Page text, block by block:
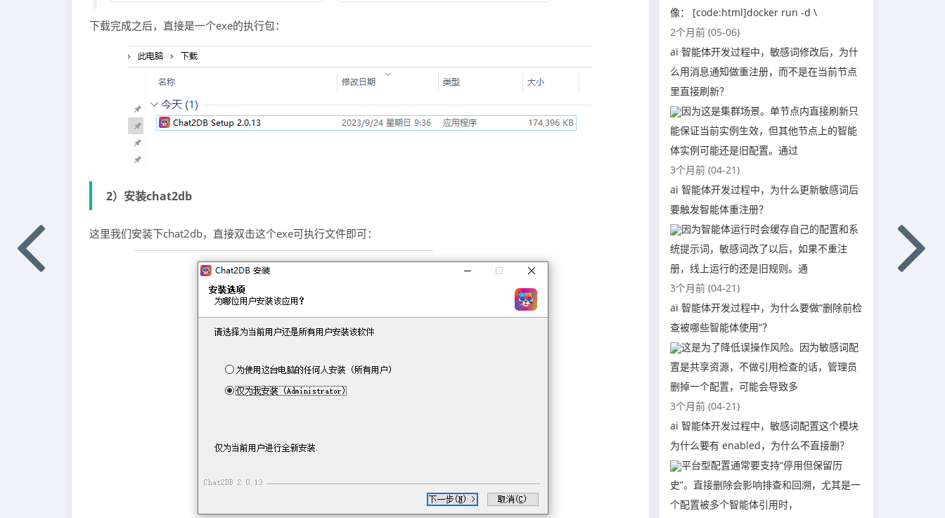
下载完成之后，直接是一个exe的执行包：
2）安装chat2db
这里我们安装下chat2db，直接双击这个exe可执行文件即可：
像： [code:html]docker run -d \
2个月前 (05-06)
ai 智能体开发过程中，敏感词修改后，为什
么用消息通知做重注册，而不是在当前节点
里直接刷新？
因为这是集群场景。单节点内直接刷新只
能保证当前实例生效，但其他节点上的智能
体实例可能还是旧配置。通过
3个月前 (04-21)
ai 智能体开发过程中，为什么更新敏感词后
要触发智能体重注册？
因为智能体运行时会缓存自己的配置和系
统提示词，敏感词改了以后，如果不重注
册，线上运行的还是旧规则。通
3个月前 (04-21)
ai 智能体开发过程中，为什么要做“删除前检
查被哪些智能体使用”？
这是为了降低误操作风险。因为敏感词配
置是共享资源，不做引用检查的话，管理员
删掉一个配置，可能会导致多
3个月前 (04-21)
ai 智能体开发过程中，敏感词配置这个模块
为什么要有 enabled，为什么不直接删？
平台型配置通常要支持“停用但保留历
史”。直接删除会影响排查和回溯，尤其是一
个配置被多个智能体引用时，